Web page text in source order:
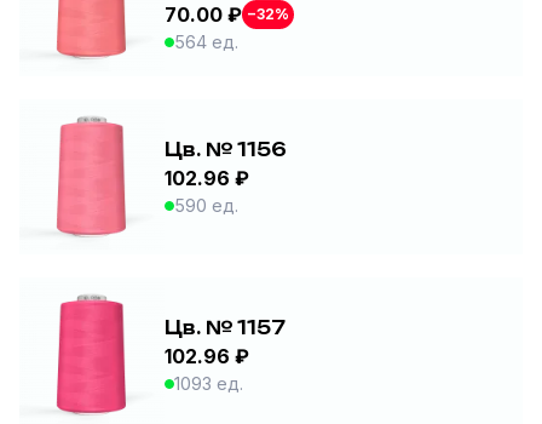
70.00 ₽ −32%
564 ед.
Цв. № 1156
102.96 ₽
590 ед.
Цв. № 1157
102.96 ₽
1093 ед.